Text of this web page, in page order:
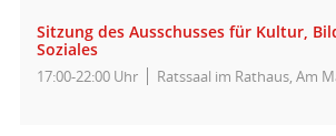
Sitzung des Ausschusses für Kultur,
Soziales
17:00-22:00 Uhr Ratssaal im Rathaus, Am